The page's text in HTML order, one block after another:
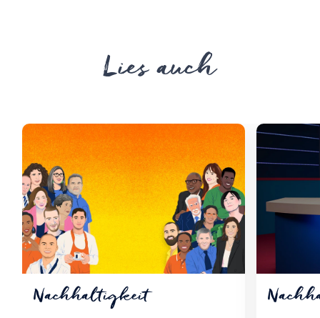
Lies auch
Nachhaltigkeit